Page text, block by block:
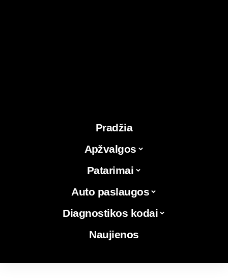
Pradžia
Apžvalgos
Patarimai
Auto paslaugos
Diagnostikos kodai
Naujienos